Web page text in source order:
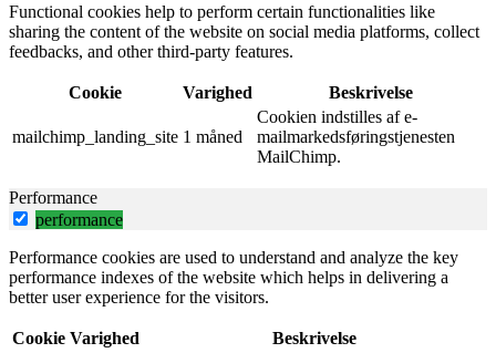
Functional cookies help to perform certain functionalities like
sharing the content of the website on social media platforms, collect
feedbacks, and other third-party features.
Cookie Varighed Beskrivelse
mailchimp_landing_site 1 måned
Cookien indstilles af e-
mailmarkedsføringstjenesten
MailChimp.
Performance
performance
Performance cookies are used to understand and analyze the key
performance indexes of the website which helps in delivering a
better user experience for the visitors.
Cookie Varighed
Beskrivelse